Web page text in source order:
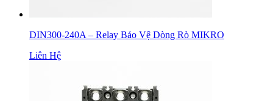
DIN300-240A – Relay Bảo Vệ Dòng Rò MIKRO
Liên Hệ